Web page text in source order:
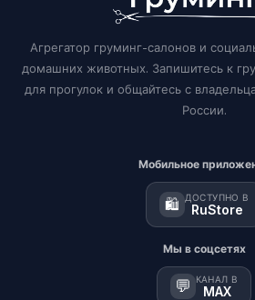
Агрегатор груминг-салонов и
домашних животных. Запишитесь к
для прогулок и общайтесь с
России.
Мобильное
🛍️ ДОСТУПНО В
RuStore
Мы в соцсетях
💬 КАНАЛ В
MAX